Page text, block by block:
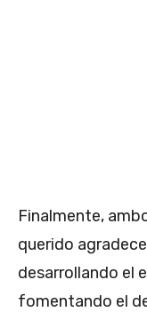
Finalmente,
querido
desarrollando el
fomentando el